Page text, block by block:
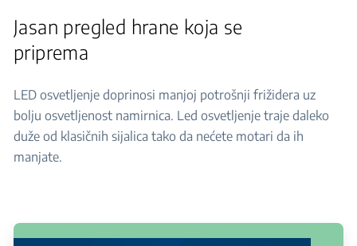
Jasan pregled hrane koja se
priprema
LED osvetljenje doprinosi manjoj potrošnji frižidera uz
bolju osvetljenost namirnica. Led osvetljenje traje daleko
duže od klasičnih sijalica tako da nećete motari da ih
manjate.